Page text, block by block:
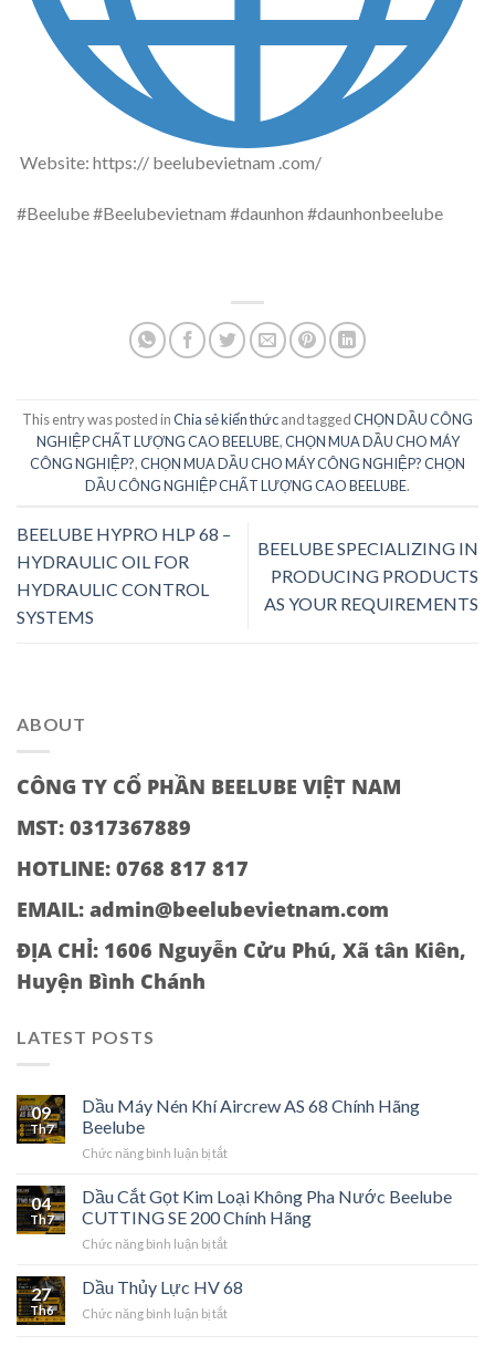
Website: https:// beelubevietnam .com/
#Beelube #Beelubevietnam #daunhon #daunhonbeelube
This entry was posted inChia sẻ kiến thứcand taggedCHỌN DẦU CÔNG
NGHIỆP CHẤT LƯỢNG CAO BEELUBE,CHỌN MUA DẦU CHO MÁY
CÔNG NGHIỆP?,CHỌN MUA DẦU CHO MÁY CÔNG NGHIỆP? CHỌN
DẦU CÔNG NGHIỆP CHẤT LƯỢNG CAO BEELUBE.
BEELUBE HYPRO HLP 68 –
HYDRAULIC OIL FOR
HYDRAULIC CONTROL
SYSTEMS
BEELUBE SPECIALIZING IN
PRODUCING PRODUCTS
AS YOUR REQUIREMENTS
ABOUT
CÔNG TY CỔ PHẦN BEELUBE VIỆT NAM
MST: 0317367889
HOTLINE: 0768 817 817
EMAIL: admin@beelubevietnam.com
ĐỊA CHỈ: 1606 Nguyễn Cửu Phú, Xã tân Kiên,
Huyện Bình Chánh
LATEST POSTS
09
Th7
Dầu Máy Nén Khí Aircrew AS 68 Chính Hãng
Beelube
Chức năng bình luận bị tắtở
Máy
Nén
Khí
Aircrew
68
Hãng
04
Th7
Dầu Cắt Gọt Kim Loại Không Pha Nước Beelube
CUTTING SE 200 Chính Hãng
Chức năng bình luận bị tắtở
Cắt
Gọt
Kim
27
Th6
Dầu Thủy Lực HV 68
Chức năng bình luận bị tắtở